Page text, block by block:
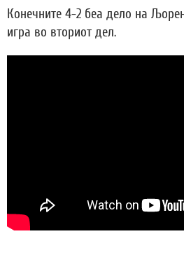
Конечните 4-2 беа дело на
игра во вториот дел.